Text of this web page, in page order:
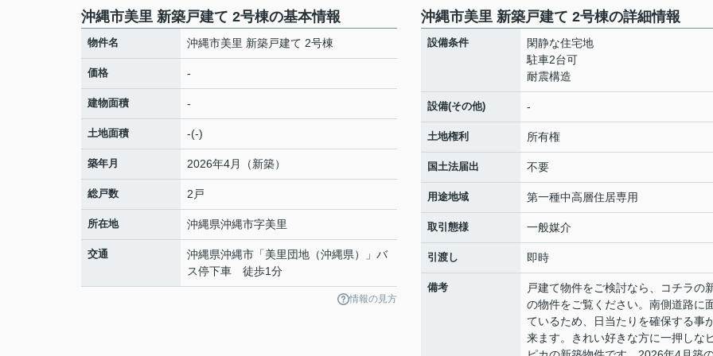
沖縄市美里 新築戸建て 2号棟の基本情報
物件名 沖縄市美里 新築戸建て 2号棟
価格 -
建物面積 -
土地面積 -(-)
築年月 2026年4月（新築）
総戸数 2戸
所在地 沖縄県沖縄市字美里
交通
沖縄県沖縄市「美里団地（沖縄県）」バ
ス停下車 徒歩1分
情報の見方
沖縄市美里 新築戸建て 2号棟の詳細情報
設備条件
閑静な住宅地
駐車2台可
耐震構造
設備(その他) -
土地権利 所有権
国土法届出 不要
用途地域 第一種中高層住居専用
取引態様 一般媒介
引渡し 即時
備考
戸建て物件をご検討なら、コチラの
の物件をご覧ください。南側道路に
ているため、日当たりを確保する事
来ます。きれい好きな方に一押しな